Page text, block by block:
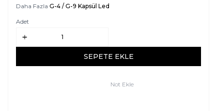
Daha Fazla G-4 / G-9 Kapsül Led
Adet
SEPETE EKLE
Not Ekle